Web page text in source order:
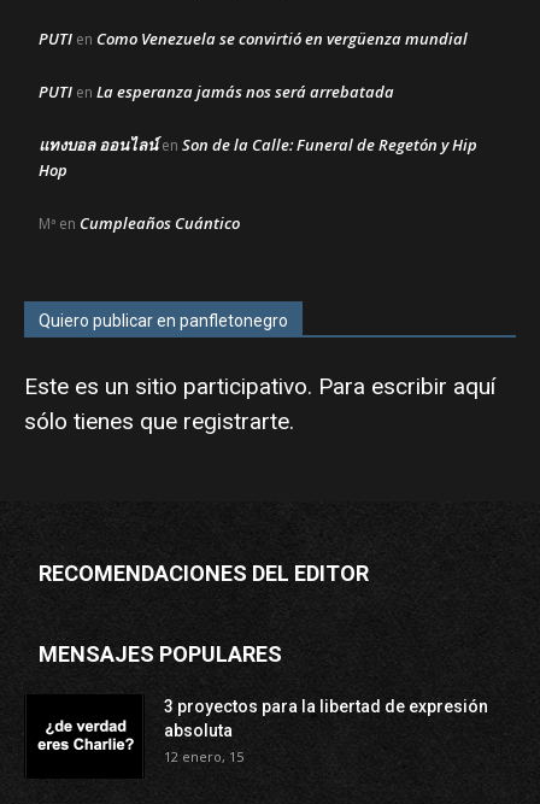
PUTI en Como Venezuela se convirtió en vergüenza mundial
PUTI en La esperanza jamás nos será arrebatada
แทงบอล ออนไลน์en Son de la Calle: Funeral de Regetón y Hip
Hop
Mª en Cumpleaños Cuántico
Quiero publicar en panfletonegro
Este es un sitio participativo. Para escribir aquí
sólo tienes que registrarte.
RECOMENDACIONES DEL EDITOR
MENSAJES POPULARES
3 proyectos para la libertad de expresión
absoluta
12 enero, 15